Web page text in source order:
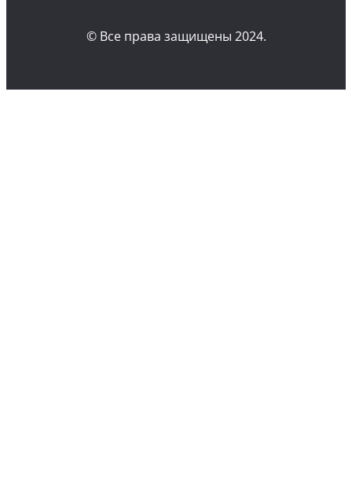
© Все права защищены 2024.